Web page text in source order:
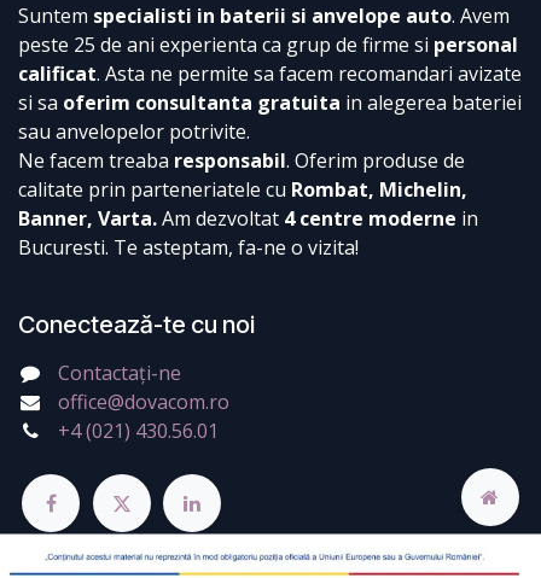
Suntem specialisti in baterii si anvelope auto. Avem
peste 25 de ani experienta ca grup de firme si personal
calificat. Asta ne permite sa facem recomandari avizate
si sa oferim consultanta gratuita in alegerea bateriei
sau anvelopelor potrivite.
Ne facem treaba responsabil. Oferim produse de
calitate prin parteneriatele cu Rombat, Michelin,
Banner, Varta.Am dezvoltat 4 centre moderne in
Bucuresti. Te asteptam, fa-ne o vizita!
Conectează-te cu noi
Contactați-ne
office@dovacom.ro
+4 (021) 430.56.01